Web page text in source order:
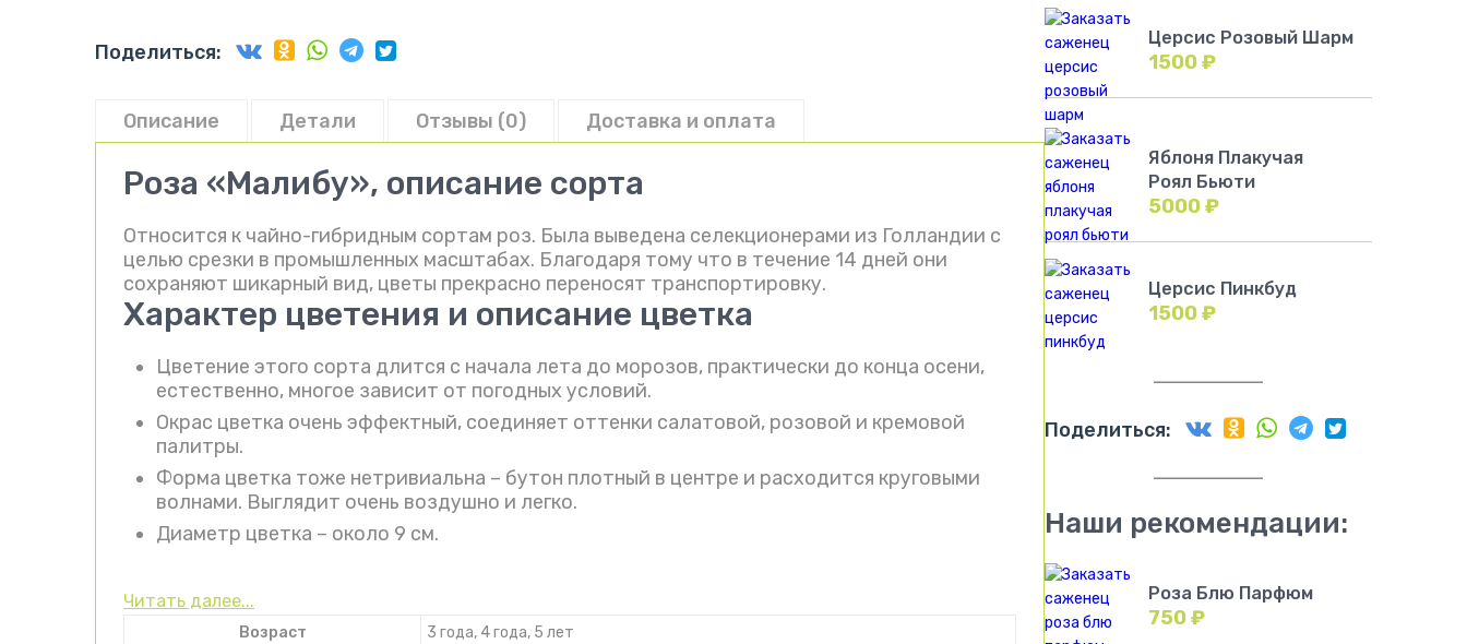
Поделиться:
Описание Детали Отзывы (0) Доставка и оплата
Роза «Малибу», описание сорта
Относится к чайно-гибридным сортам роз. Была выведена селекционерами из Голландии с
целью срезки в промышленных масштабах. Благодаря тому что в течение 14 дней они
сохраняют шикарный вид, цветы прекрасно переносят транспортировку.
Характер цветения и описание цветка
Цветение этого сорта длится с начала лета до морозов, практически до конца осени,
естественно, многое зависит от погодных условий.
Окрас цветка очень эффектный, соединяет оттенки салатовой, розовой и кремовой
палитры.
Форма цветка тоже нетривиальна – бутон плотный в центре и расходится круговыми
волнами. Выглядит очень воздушно и легко.
Диаметр цветка – около 9 см.
Читать далее...
Возраст 3 года, 4 года, 5 лет
Церсис Розовый Шарм
1500₽
Яблоня Плакучая
Роял Бьюти
5000₽
Церсис Пинкбуд
1500₽
Поделиться:
Наши рекомендации:
Роза Блю Парфюм
750₽